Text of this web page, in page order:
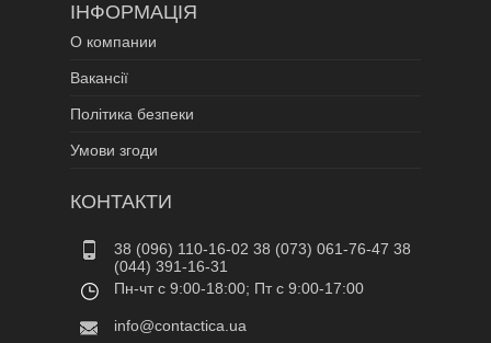
ІНФОРМАЦІЯ
О компании
Вакансії
Політика безпеки
Умови згоди
КОНТАКТИ
38 (096) 110-16-02 38 (073) 061-76-47 38
(044) 391-16-31
Пн-чт c 9:00-18:00; Пт c 9:00-17:00
info@contactica.ua